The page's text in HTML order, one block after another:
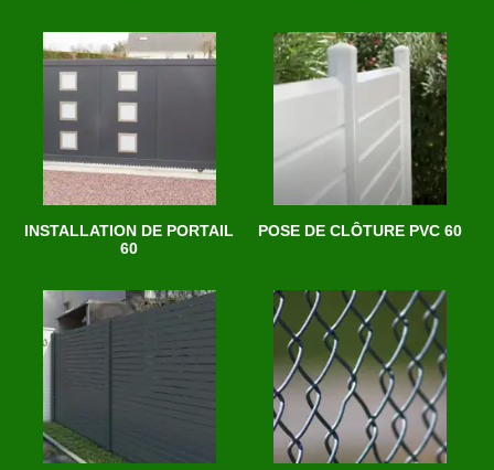
INSTALLATION DE PORTAIL
60
POSE DE CLÔTURE PVC 60